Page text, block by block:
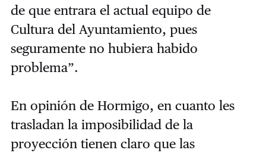
de que entrara el actual equipo de
Cultura del Ayuntamiento, pues
seguramente no hubiera habido
problema”.
En opinión de Hormigo, en cuanto les
trasladan la imposibilidad de la
proyección tienen claro que las